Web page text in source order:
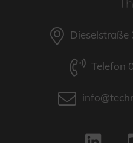
Dieselstraße
Telefon